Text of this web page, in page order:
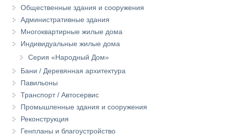
Общественные здания и сооружения
Административные здания
Многоквартирные жилые дома
Индивидуальные жилые дома
Серия «Народный Дом»
Бани / Деревянная архитектура
Павильоны
Транспорт / Автосервис
Промышленные здания и сооружения
Реконструкция
Генпланы и благоустройство